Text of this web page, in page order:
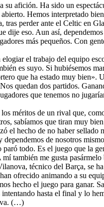
su afición. Ha sido un
Hemos interpretado
perder ante el Celtic en
eso. Aun así,
más pequeños. Con
el trabajo del equipo
es suyo. Si hubiésemos
que ha estado muy bien».
quedan dos partidos.
que tenemos no
méritos de un rival que,
sabíamos que tiran muy
hecho de no haber
de nosotros
todo. Es el juego que la
mí también me gusta
técnico del Barça, se
ofrecido animando a su
hecho el juego para ganar.
hasta el final y lo
(…)